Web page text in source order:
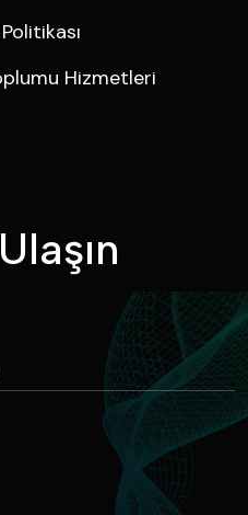
Hizmetleri
Ulaşın